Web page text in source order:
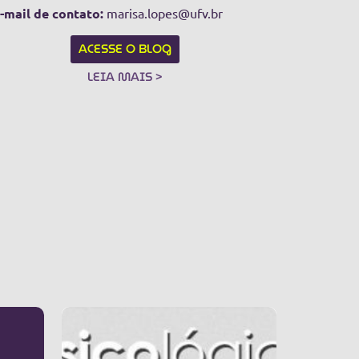
mail de contato:marisa.lopes@ufv.br
ACESSE O BLOG
LEIA MAIS >